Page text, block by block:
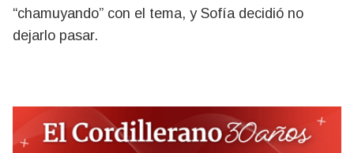
“chamuyando” con el tema, y Sofía decidió no
dejarlo pasar.